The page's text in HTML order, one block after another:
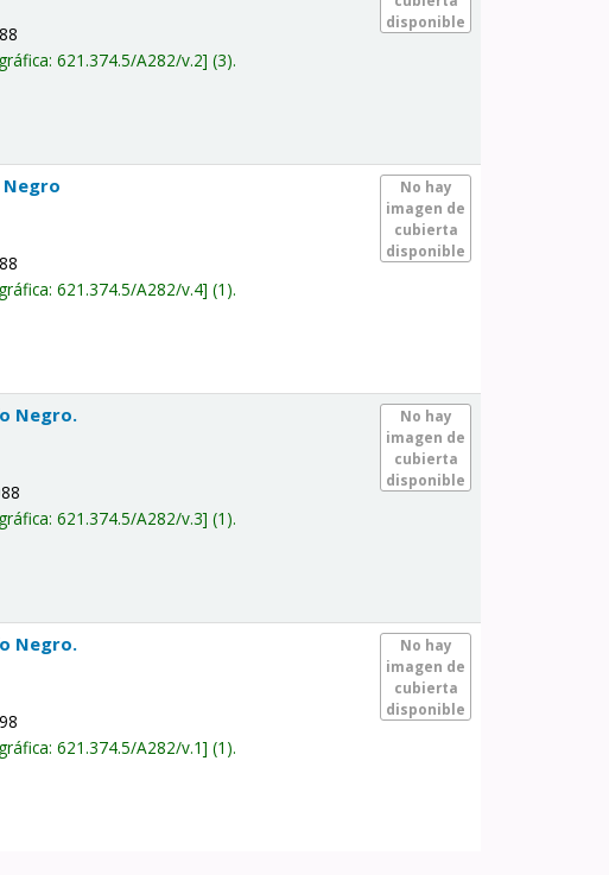
disponible
621.374.5/A282/v.2 (3).
No hay
imagen de
cubierta
disponible
Negro
621.374.5/A282/v.4 (1).
No hay
imagen de
cubierta
disponible
Negro.
621.374.5/A282/v.3 (1).
No hay
imagen de
cubierta
disponible
Negro.
621.374.5/A282/v.1 (1).